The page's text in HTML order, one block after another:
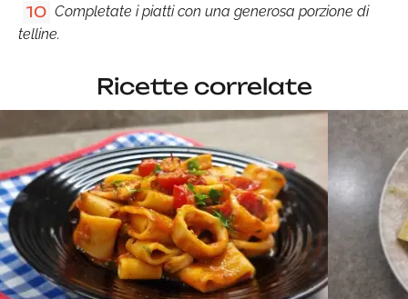
10 Completate i piatti con una generosa porzione di
telline.
Ricette correlate